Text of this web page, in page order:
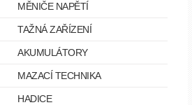
MĚNIČE NAPĚTÍ
TAŽNÁ ZAŘÍZENÍ
AKUMULÁTORY
MAZACÍ TECHNIKA
HADICE